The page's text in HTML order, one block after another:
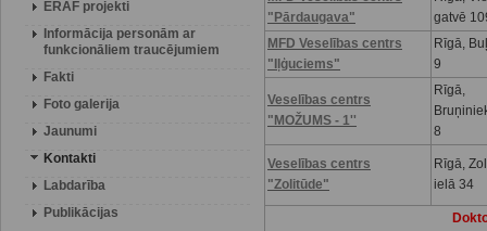
ERAF projekti
Informācija personām ar
funkcionāliem traucējumiem
Fakti
Foto galerija
Jaunumi
Kontakti
Labdarība
Publikācijas
"Pārdaugava"
gatvē
MFD Veselības centrs
"Iļģuciems"
Rīgā,
9
Veselības centrs
"MOŽUMS - 1''
Rīgā,
8
Veselības centrs
"Zolitūde"
Rīgā,
ielā 34